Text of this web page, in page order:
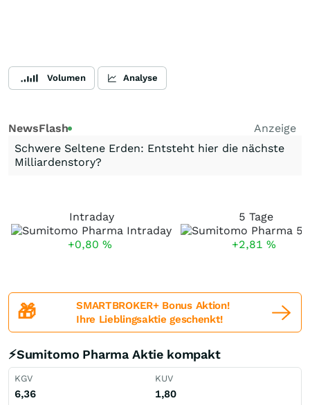
Volumen Analyse
NewsFlash
Anzeige
Schwere Seltene Erden: Entsteht hier die nächste
Milliardenstory?
Intraday
+0,80 %
5 Tage
+2,81 %
🎁
SMARTBROKER+ Bonus Aktion!
Ihre Lieblingsaktie geschenkt!
⚡Sumitomo Pharma Aktie kompakt
KGV
6,36
KUV
1,80